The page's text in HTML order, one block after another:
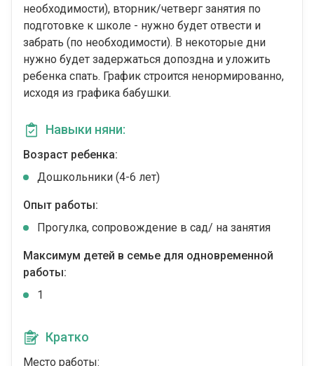
необходимости), вторник/четверг занятия по
подготовке к школе - нужно будет отвести и
забрать (по необходимости). В некоторые дни
нужно будет задержаться допоздна и уложить
ребенка спать. График строится ненормированно,
исходя из графика бабушки.
Навыки няни:
Возраст ребенка:
Дошкольники (4-6 лет)
Опыт работы:
Прогулка, сопровождение в сад/ на занятия
Максимум детей в семье для одновременной
работы:
1
Кратко
Место работы: